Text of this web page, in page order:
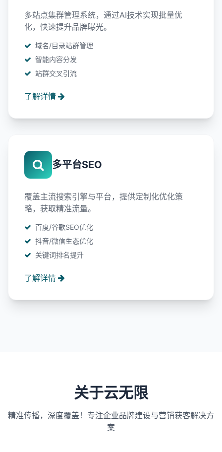
多站点集群管理系统，通过AI技术实现批量优
化，快速提升品牌曝光。
域名/目录站群管理
智能内容分发
站群交叉引流
了解详情
多平台SEO
覆盖主流搜索引擎与平台，提供定制化优化策
略，获取精准流量。
百度/谷歌SEO优化
抖音/微信生态优化
关键词排名提升
了解详情
关于云无限
精准传播，深度覆盖！专注企业品牌建设与营销获客解决方
案